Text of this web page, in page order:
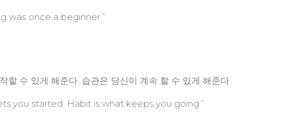
was once a beginner.”
할 수 있게 해준다. 습관은 당신이 계속 할 수 있게 해준다.
you started. Habit is what keeps you going.”